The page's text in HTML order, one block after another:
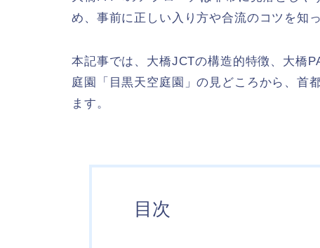
め、事前に正しい入り方や合流のコツを知
本記事では、大橋JCTの構造的特徴、大橋
庭園「目黒天空庭園」の見どころから、首
ます。
目次